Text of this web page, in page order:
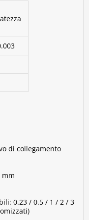
dalla sonda in
tra la sua estremità
di
risoluzione;
anche in geometrie
raggiungere;
tempo reale;
di collegamento
mm
0.23 / 0.5 / 1 / 2 / 3